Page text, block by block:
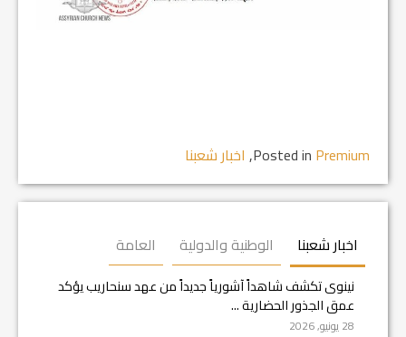
Posted in Premium
, اخبار شعبنا
اخبار شعبنا الوطنية والدولية العامة
نينوى تكشف شاهداً آشورياً جديداً من عهد سنحاريب يؤكد
عمق الجذور الحضارية ...
28 يونيو, 2026